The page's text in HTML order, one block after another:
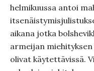
helmikuussa antoi
aikana jotka
armeijan
olivat käytettävissä.